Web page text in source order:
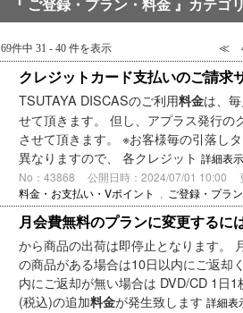
69件中 31 - 40 件を表示 ≪
クレジットカード支払いのご請求
TSUTAYA DISCASのご利用料金は、
せて頂きます。 但し、アプラス発行
させて頂きます。 ※お客様毎の引落し
異なりますので、 各クレジット 詳細表示
No：43868 公開日時：2024/07/01 10:00
料金・お支払い・Vポイント
ご登録・プラ
月会費無料のプランに変更するに
から商品の出荷は即停止となります。
の商品がある場合は10日以内にご返却
内にご返却が無い場合は DVD/CD 1日
(税込)の追加料金が発生致します 詳細表